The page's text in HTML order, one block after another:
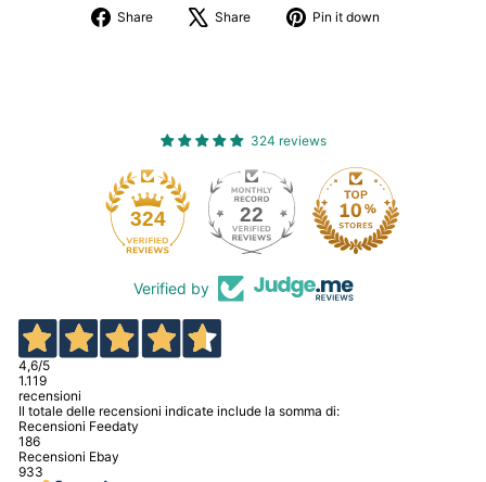
Share
Share
Share
Tweet
about
Pin it down
324 reviews
324 22
Verified by
4,6/5
1.119
recensioni
Il totale delle recensioni indicate include la somma di:
Recensioni Feedaty
186
Recensioni Ebay
933